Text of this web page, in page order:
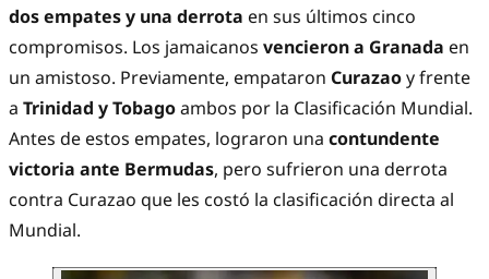
dos empates y una derrota en sus últimos cinco
compromisos. Los jamaicanos vencieron a Granada en
un amistoso. Previamente, empataron Curazaoy frente
a Trinidad y Tobagoambos por la Clasificación Mundial.
Antes de estos empates, lograron una contundente
victoria ante Bermudas, pero sufrieron una derrota
contra Curazao que les costó la clasificación directa al
Mundial.